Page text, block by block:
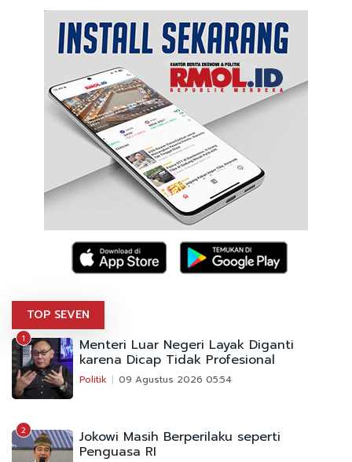
TOP SEVEN
1 Menteri Luar Negeri Layak Diganti
karena Dicap Tidak Profesional
Politik 09 Agustus 2026 05:54
2 Jokowi Masih Berperilaku seperti
Penguasa RI